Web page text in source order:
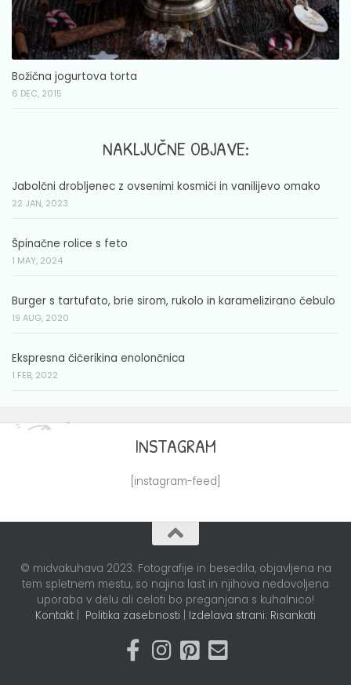
Božična jogurtova torta
6 DEC, 2015
NAKLJUČNE OBJAVE:
Jabolčni drobljenec z ovsenimi kosmiči in vanilijevo omako
22 JAN, 2023
Špinačne rolice s feto
1 MAY, 2024
Burger s tartufato, brie sirom, rukolo in karamelizirano čebulo
19 AUG, 2020
Ekspresna čičerikina enolončnica
1 FEB, 2022
INSTAGRAM
[instagram-feed]
© midvakuhava 2023. Fotografije in besedila, objavljena na
tem spletnem mestu, so najina last in njihova nedovoljena
uporaba v delu ali celoti bo preganjana s kuhalnico!
Kontakt
Politika zasebnosti Izdelava strani: Risankati